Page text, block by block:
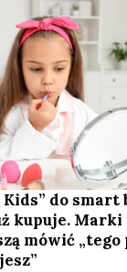
Kids” do smart
kupuje. Marki
mówić